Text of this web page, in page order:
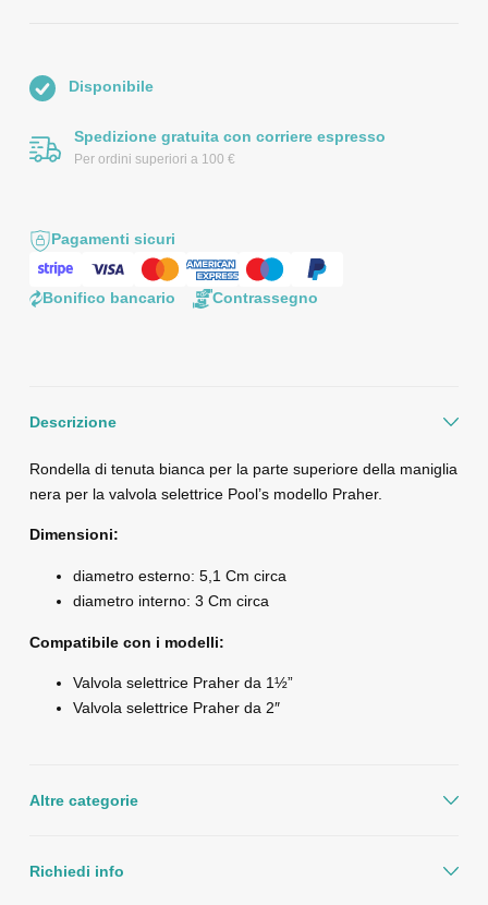
Disponibile
Spedizione gratuita con corriere espresso
Per ordini superiori a 100 €
Pagamenti sicuri
Bonifico bancario Contrassegno
Descrizione
Rondella di tenuta bianca per la parte superiore della maniglia
nera per la valvola selettrice Pool’s modello Praher.
Dimensioni:
diametro esterno: 5,1 Cm circa
diametro interno: 3 Cm circa
Compatibile con i modelli:
Valvola selettrice Praher da 1½”
Valvola selettrice Praher da 2″
Altre categorie
Richiedi info